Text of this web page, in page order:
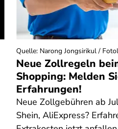
Neue Zollregeln
Shopping: Melden
Erfahrungen!
Neue Zollgebühren ab
Shein, AliExpress?
Quelle: Narong Jongsirikul /